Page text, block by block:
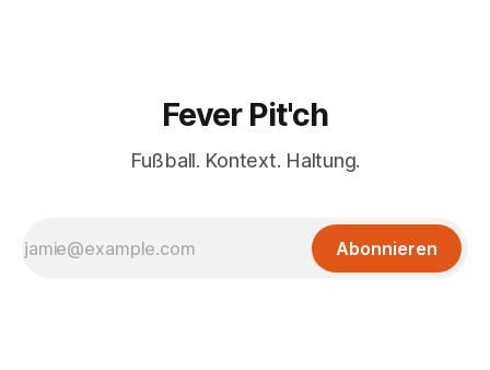
Fever Pit'ch
Fußball. Kontext. Haltung.
Abonnieren